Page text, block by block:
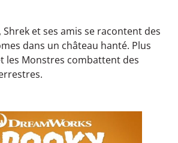
Shrek et ses amis se racontent des
dans un château hanté. Plus
les Monstres combattent des